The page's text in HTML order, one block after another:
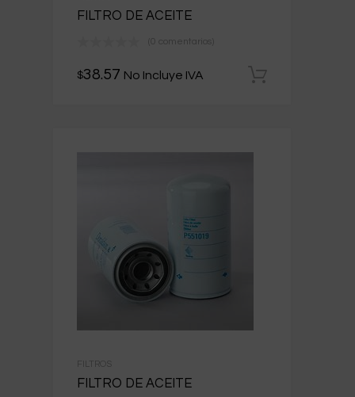
FILTRO DE ACEITE
(0 comentarios)
$38.57 No Incluye IVA
FILTRO DE ACEITE